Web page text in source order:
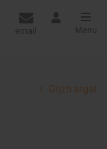
email Menu
Grįžti atgal